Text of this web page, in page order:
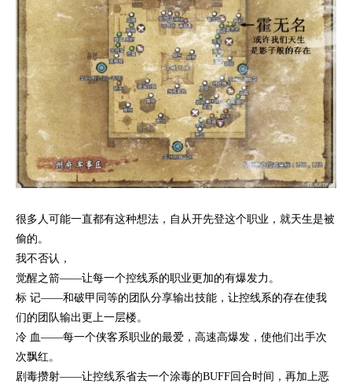
很多人可能一直都有这种想法，自从开先登这个职业，就天生是被
偷的。
我不否认，
觉醒之箭——让每一个控线系的职业更加的有爆发力。
标 记——和破甲同等的团队分享输出技能，让控线系的存在使我
们的团队输出更上一层楼。
冷 血——每一个侠客系职业的最爱，高速高爆发，使他们出手次
次飘红。
剧毒攒射——让控线系省去一个涂毒的BUFF回合时间，再加上恶